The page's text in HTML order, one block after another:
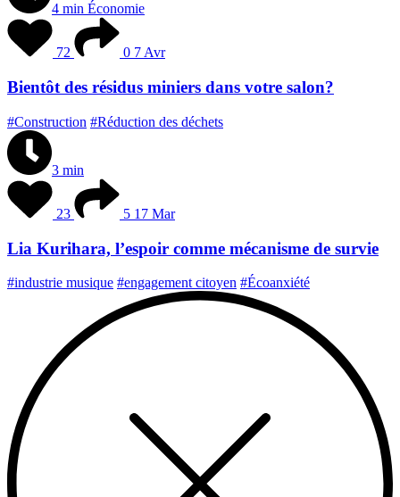
4 min Économie
72 0 7 Avr
Bientôt des résidus miniers dans votre salon?
#Construction #Réduction des déchets
3 min
23 5 17 Mar
Lia Kurihara, l’espoir comme mécanisme de survie
#industrie musique #engagement citoyen #Écoanxiété